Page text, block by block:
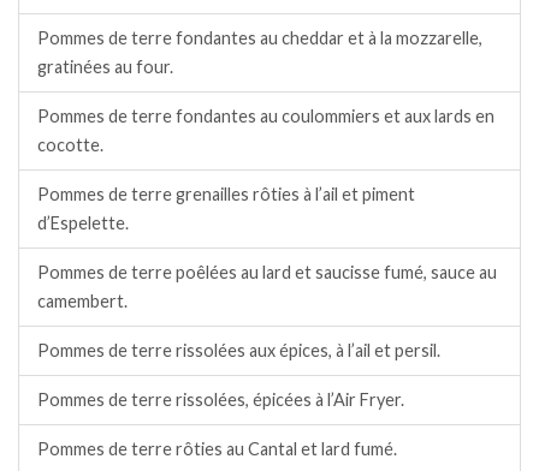
Pommes de terre fondantes au cheddar et à la mozzarelle,
gratinées au four.
Pommes de terre fondantes au coulommiers et aux lards en
cocotte.
Pommes de terre grenailles rôties à l’ail et piment
d’Espelette.
Pommes de terre poêlées au lard et saucisse fumé, sauce au
camembert.
Pommes de terre rissolées aux épices, à l’ail et persil.
Pommes de terre rissolées, épicées à l’Air Fryer.
Pommes de terre rôties au Cantal et lard fumé.